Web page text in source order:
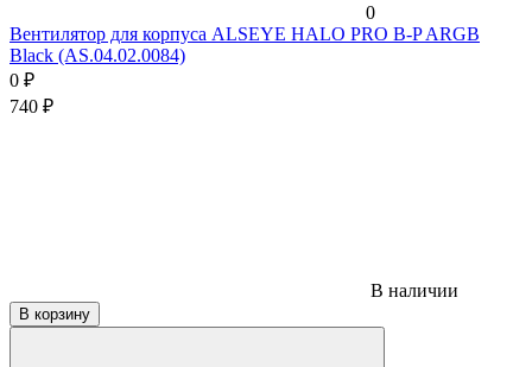
0
Вентилятор для корпуса ALSEYE HALO PRO B-P ARGB
Black (AS.04.02.0084)
0 ₽
740 ₽
В наличии
В корзину